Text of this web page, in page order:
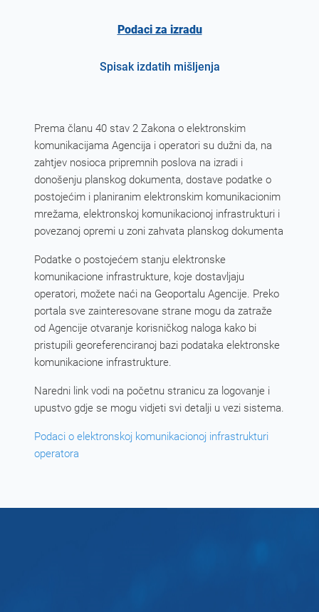
Podaci za izradu
Spisak izdatih mišljenja
Prema članu 40 stav 2 Zakona o elektronskim
komunikacijama Agencija i operatori su dužni da, na
zahtjev nosioca pripremnih poslova na izradi i
donošenju planskog dokumenta, dostave podatke o
postojećim i planiranim elektronskim komunikacionim
mrežama, elektronskoj komunikacionoj infrastrukturi i
povezanoj opremi u zoni zahvata planskog dokumenta
Podatke o postojećem stanju elektronske
komunikacione infrastrukture, koje dostavljaju
operatori, možete naći na Geoportalu Agencije. Preko
portala sve zainteresovane strane mogu da zatraže
od Agencije otvaranje korisničkog naloga kako bi
pristupili georeferenciranoj bazi podataka elektronske
komunikacione infrastrukture.
Naredni link vodi na početnu stranicu za logovanje i
upustvo gdje se mogu vidjeti svi detalji u vezi sistema.
Podaci o elektronskoj komunikacionoj infrastrukturi
operatora